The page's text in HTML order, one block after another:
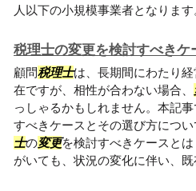
人以下の小規模事業者となりま
税理士の変更を検討すべきケ
顧問税理士は、長期間にわたり
在ですが、相性が合わない場合、
っしゃるかもしれません。本記事
すべきケースとその選び方につい
士の変更を検討すべきケースと
がいても、状況の変化に伴い、